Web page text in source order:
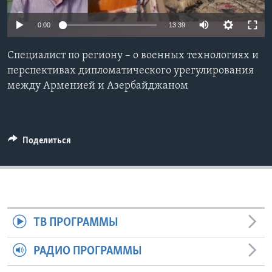
Learning English
СОЦИАЛЬНЫЕ СЕТИ
0:00 13:39
Специалист по региону – о военных технологиях и
перспективах дипломатического урегулирования
между Арменией и Азербайджаном
Поделиться
ТВ ПРОГРАММЫ
РАДИО ПРОГРАММЫ